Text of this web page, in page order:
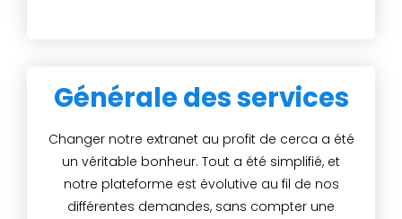
Générale des services
Changer notre extranet au profit de cerca a été
un véritable bonheur. Tout a été simplifié, et
notre plateforme est évolutive au fil de nos
différentes demandes, sans compter une